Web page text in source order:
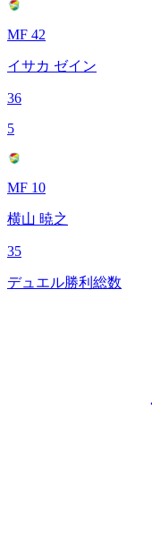
MF 42
イサカ ゼイン
36
5
MF 10
横山 暁之
35
デュエル勝利総数